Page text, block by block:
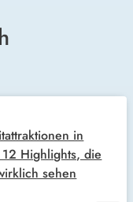
in
Highlights, die
sehen